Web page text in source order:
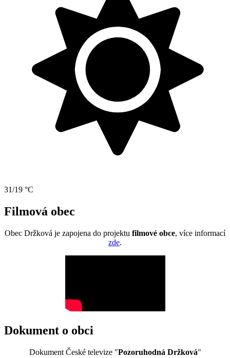
31/19 °C
Filmová obec
Obec Držková je zapojena do projektu filmové obce, více informací
zde.
Dokument o obci
Dokument České televize "Pozoruhodná Držková"